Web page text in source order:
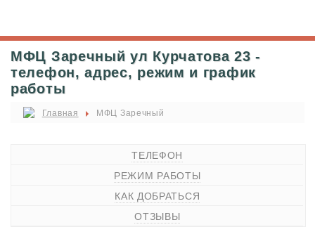
МФЦ Заречный ул Курчатова 23 -
телефон, адрес, режим и график
работы
Главная МФЦ Заречный
ТЕЛЕФОН
РЕЖИМ РАБОТЫ
КАК ДОБРАТЬСЯ
ОТЗЫВЫ